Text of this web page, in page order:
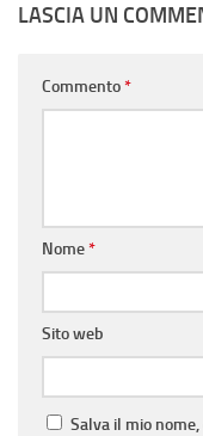
LASCIA UN
Commento*
Nome*
Sito web
Salva il mio